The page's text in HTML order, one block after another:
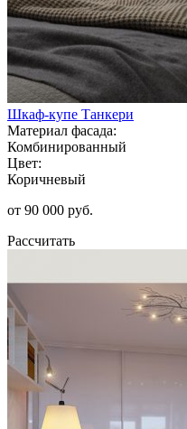
Шкаф-купе Танкери
Материал фасада:
Комбинированный
Цвет:
Коричневый
от 90 000 руб.
Рассчитать